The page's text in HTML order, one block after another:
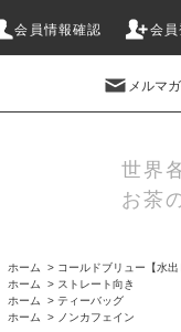
会員情報確認 会員
メルマ
世界
お茶
ホーム > コールドブリュー【水出
ホーム
> ストレート向き
ホーム
> ティーバッグ
ホーム
> ノンカフェイン